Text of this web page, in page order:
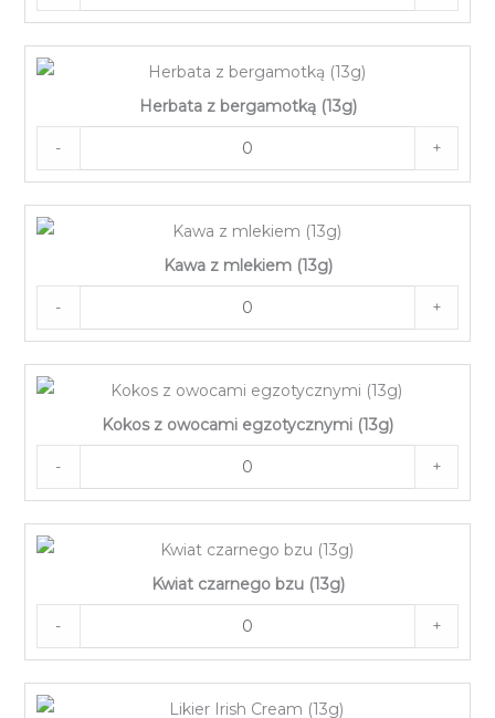
Herbata z bergamotką (13g)
- +
Kawa z mlekiem (13g)
- +
Kokos z owocami egzotycznymi (13g)
- +
Kwiat czarnego bzu (13g)
- +